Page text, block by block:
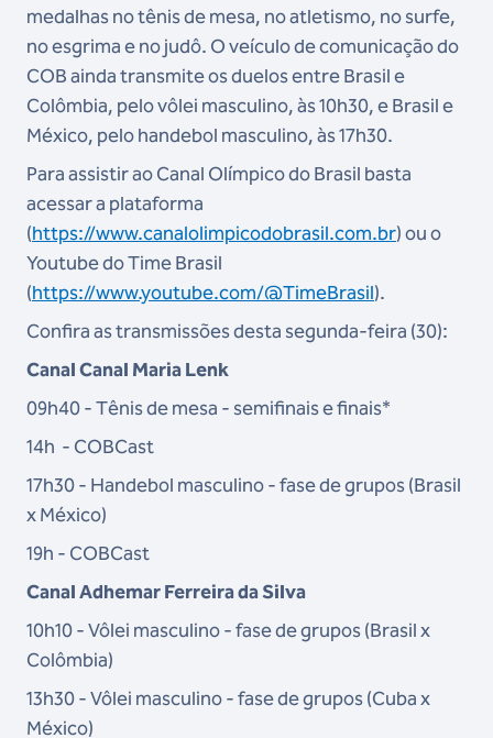
medalhas no tênis de mesa, no atletismo, no surfe,
no esgrima e no judô. O veículo de comunicação do
COB ainda transmite os duelos entre Brasil e
Colômbia, pelo vôlei masculino, às 10h30, e Brasil e
México, pelo handebol masculino, às 17h30.
Para assistir ao Canal Olímpico do Brasil basta
acessar a plataforma
(https://www.canalolimpicodobrasil.com.br) ou o
Youtube do Time Brasil
(https://www.youtube.com/@TimeBrasil).
Confira as transmissões desta segunda-feira (30):
Canal Canal Maria Lenk
09h40 - Tênis de mesa - semifinais e finais*
14h - COBCast
17h30 - Handebol masculino - fase de grupos (Brasil
x México)
19h - COBCast
Canal Adhemar Ferreira da Silva
10h10 - Vôlei masculino - fase de grupos (Brasil x
Colômbia)
13h30 - Vôlei masculino - fase de grupos (Cuba x
México)